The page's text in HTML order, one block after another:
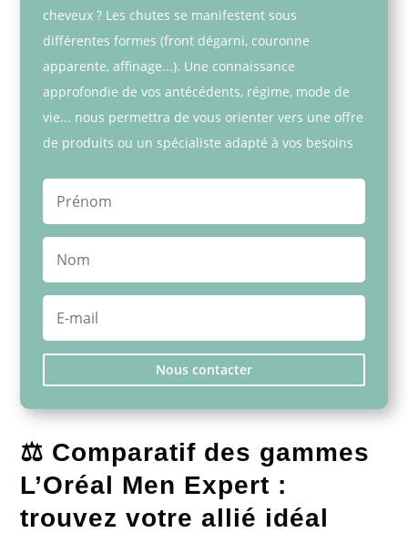
cheveux ? Les chutes se manifestent sous
différentes formes (front dégarni, couronne
apparente, affinage...). Une connaissance
approfondie de vos antécédents, régime, mode de
vie... nous permettra de vous orienter vers une offre
de produits ou un spécialiste adapté à vos besoins
Nous contacter
⚖️ Comparatif des gammes
L’Oréal Men Expert :
trouvez votre allié idéal